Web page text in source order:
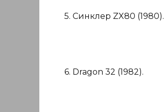
5. Синклер ZX80 (1980).
6. Dragon 32 (1982).